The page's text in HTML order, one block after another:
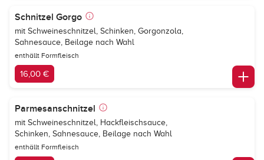
Schnitzel Gorgo
mit Schweineschnitzel, Schinken, Gorgonzola,
Sahnesauce, Beilage nach Wahl
enthällt Formfleisch
16,00 €
Parmesanschnitzel
mit Schweineschnitzel, Hackfleischsauce,
Schinken, Sahnesauce, Beilage nach Wahl
enthällt Formfleisch